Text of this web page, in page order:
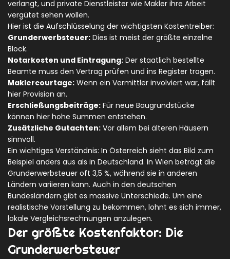
verlangt, und private Dienstleister wie Makler ihre Arbeit
vergütet sehen wollen.
Hier ist die Aufschlüsselung der wichtigsten Kostentreiber:
Grunderwerbsteuer: Dies ist meist der größte einzelne
Block.
Notarkosten und Eintragung: Der staatlich bestellte
Beamte muss den Vertrag prüfen und ins Register tragen.
Maklercourtage: Wenn ein Vermittler involviert war, fällt
hier Provision an.
Erschließungsbeiträge: Für neue Baugrundstücke
können hier hohe Summen entstehen.
Zusätzliche Gutachten: Vor allem bei älteren Häusern
sinnvoll.
Ein wichtiges Verständnis: In Österreich sieht das Bild zum
Beispiel anders aus als in Deutschland. In Wien beträgt die
Grunderwerbsteuer oft 3,5 %, während sie in anderen
Ländern variieren kann. Auch in den deutschen
Bundesländern gibt es massive Unterschiede. Um eine
realistische Vorstellung zu bekommen, lohnt es sich immer,
lokale Vergleichsrechnungen anzulegen.
Der größte Kostenfaktor: Die
Grunderwerbsteuer